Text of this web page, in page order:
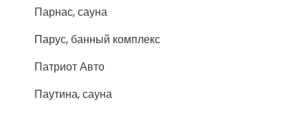
Парнас, сауна
Парус, банный комплекс
Патриот Авто
Паутина, сауна